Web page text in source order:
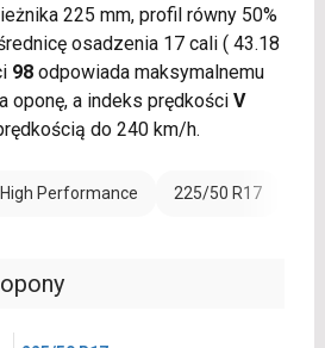
225 mm, profil równy 50%
osadzenia 17 cali ( 43.18
98odpowiada maksymalnemu
oponę, a indeks prędkości V
do 240 km/h.
Performance 225/50 R17
opony